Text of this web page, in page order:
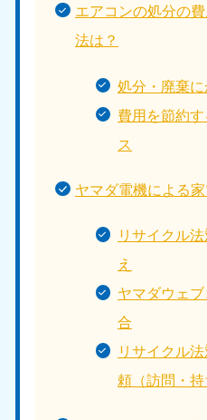
エアコンの処分の
法は？
処分・廃棄
費用を節約
ス
ヤマダ電機による
リサイクル
え
ヤマダウェ
合
リサイクル
頼（訪問・持